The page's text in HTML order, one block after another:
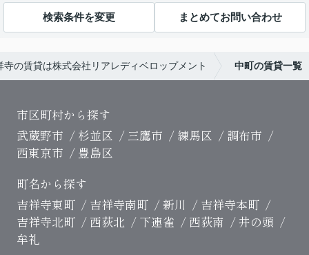
検索条件を変更 まとめてお問い合わせ
寺の賃貸は株式会社リアレディベロップメント 中町の賃貸一覧
市区町村から探す
武蔵野市
杉並区 三鷹市 練馬区
調布市
西東京市
豊島区
町名から探す
吉祥寺東町
吉祥寺南町 新川
吉祥寺本町
吉祥寺北町
西荻北 下連雀 西荻南
井の頭
牟礼